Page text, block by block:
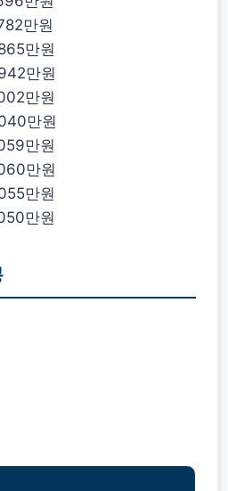
만원
만원
만원
만원
만원
만원
만원
만원
만원